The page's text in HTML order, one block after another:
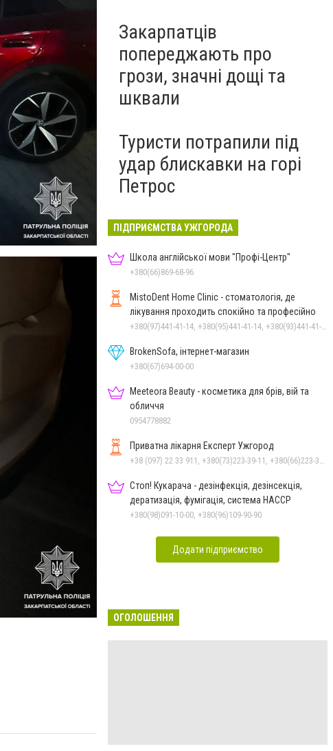
Закарпатців
попереджають про
грози, значні дощі та
шквали
Туристи потрапили під
удар блискавки на горі
Петрос
ПІДПРИЄМСТВА УЖГОРОДА
Школа англійської мови "Профі-Центр"
+380(66)869-68-96
MistoDent Home Clinic - стоматологія, де
лікування проходить спокійно та професійно
+380(97)441-41-14, +380(95)441-41-14, +380(93)441-41-14
BrokenSofa, інтернет-магазин
+380(67)694-00-00
Meeteora Beauty - косметика для брів, вій та
обличчя
0954778882
Приватна лікарня Експерт Ужгород
+38 (097) 22 33 911, +380(73)223-39-11, +380(66)223-39-11
Стоп! Кукарача - дезінфекція, дезінсекція,
дератизація, фумігація, система HACCP
+380(98)091-10-00, +380(96)109-90-90
Додати підприємство
ОГОЛОШЕННЯ